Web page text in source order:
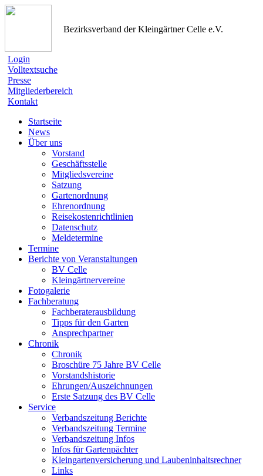
Bezirksverband der Kleingärtner Celle e.V.
Login
Volltextsuche
Presse
Mitgliederbereich
Kontakt
Startseite
News
Über uns
Vorstand
Geschäftsstelle
Mitgliedsvereine
Satzung
Gartenordnung
Ehrenordnung
Reisekostenrichtlinien
Datenschutz
Meldetermine
Termine
Berichte von Veranstaltungen
BV Celle
Kleingärtnervereine
Fotogalerie
Fachberatung
Fachberaterausbildung
Tipps für den Garten
Ansprechpartner
Chronik
Chronik
Broschüre 75 Jahre BV Celle
Vorstandshistorie
Ehrungen/Auszeichnungen
Erste Satzung des BV Celle
Service
Verbandszeitung Berichte
Verbandszeitung Termine
Verbandszeitung Infos
Infos für Gartenpächter
Kleingartenversicherung und Laubeninhaltsrechner
Links